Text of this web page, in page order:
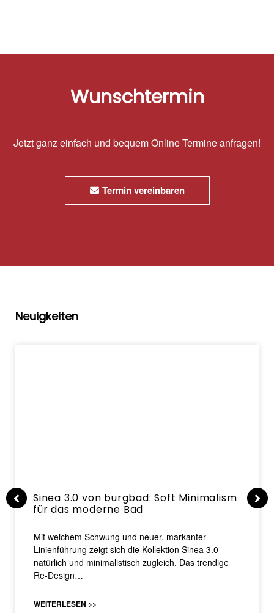
Wunschtermin
Jetzt ganz einfach und bequem Online Termine anfragen!
Termin vereinbaren
Neuigkeiten
Sinea 3.0 von burgbad: Soft Minimalism
für das moderne Bad
Mit weichem Schwung und neuer, markanter
Linienführung zeigt sich die Kollektion Sinea 3.0
natürlich und minimalistisch zugleich. Das trendige
Re-Design…
WEITERLESEN >>